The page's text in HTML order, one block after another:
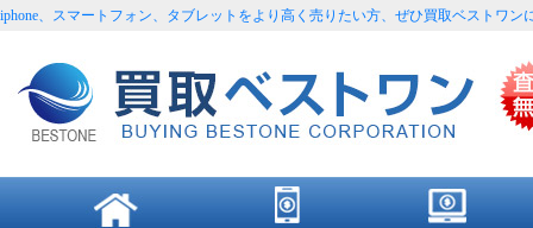
iphone、スマートフォン、タブレットをより高く売りたい方、ぜひ買取ベストワン